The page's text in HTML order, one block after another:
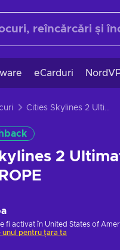
eCarduri
Cities Skylines 2 Ultimate Edition (PC) Steam Key EUROPE
2
fi activat în United States of
unul pentru țara ta